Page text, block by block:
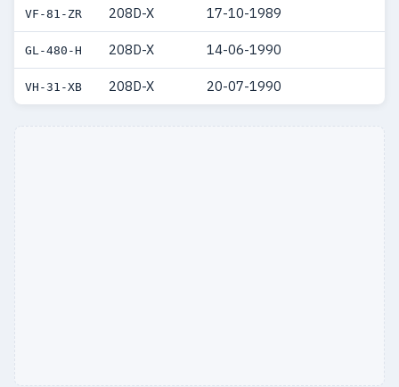
VF-81-ZR 208D-X 17-10-1989
GL-480-H 208D-X 14-06-1990
VH-31-XB 208D-X 20-07-1990